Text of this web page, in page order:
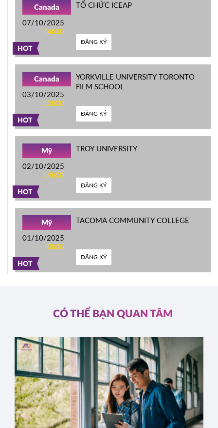
HOT
Canada
07/10/2025
14h30
TỔ CHỨC ICEAP
ĐĂNG KÝ
HOT
Canada
03/10/2025
10h00
YORKVILLE UNIVERSITY TORONTO
FILM SCHOOL
ĐĂNG KÝ
HOT
Mỹ
02/10/2025
14h00
TROY UNIVERSITY
ĐĂNG KÝ
HOT
Mỹ
01/10/2025
10h00
TACOMA COMMUNITY COLLEGE
ĐĂNG KÝ
CÓ THỂ BẠN QUAN TÂM